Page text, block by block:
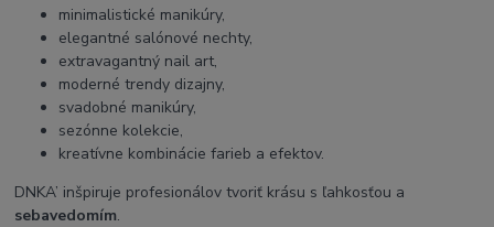
minimalistické manikúry,
elegantné salónové nechty,
extravagantný nail art,
moderné trendy dizajny,
svadobné manikúry,
sezónne kolekcie,
kreatívne kombinácie farieb a efektov.
DNKA’ inšpiruje profesionálov tvoriť krásu s ľahkosťou a
sebavedomím.